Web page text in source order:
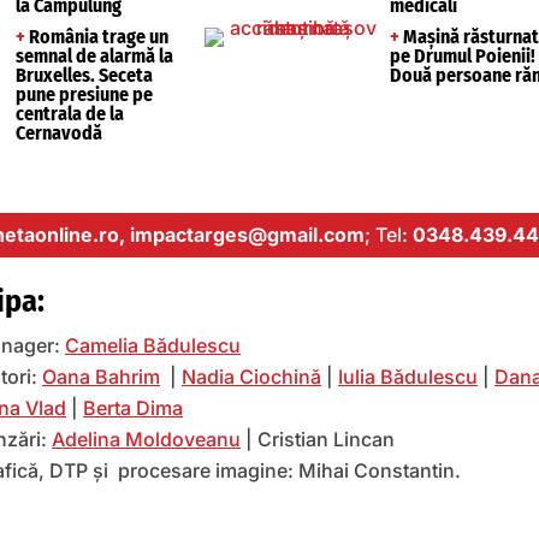
la Câmpulung
medicali
+ România trage un
semnal de alarmă la
Bruxelles. Seceta
pune presiune pe
centrala de la
Cernavodă
+ Mașină
pe Drumul Poienii!
Două persoane
impactarges@gmail.com; Tel:
Camelia Bădulescu
Oana Bahrim Nadia Ciochină Iulia Bădulescu
Vlad
Berta Dima
Adelina Moldoveanu | Cristian Lincan
DTP și procesare imagine: Mihai Constantin.